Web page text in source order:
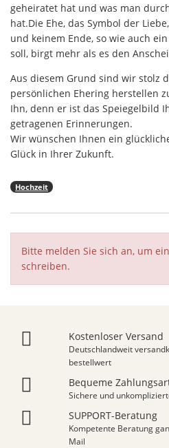
geheiratet hat und was man
hat.Die Ehe, das Symbol der
und keinem Ende, so wie auch
soll, birgt mehr als es den
Aus diesem Grund sind wir stolz
persönlichen Ehering herstellen
Ihn, denn er ist das Speiegelbild
getragenen Erinnerungen.
Wir wünschen Ihnen ein
Glück in Ihrer Zukunft.
Hochzeit
Bitte melden Sie sich an, um
schreiben.
Kostenloser Versand
Deutschlandweit
bestellwert
Bequeme
Sichere und
SUPPORT-Beratung
Kompetente Beratung
Mail